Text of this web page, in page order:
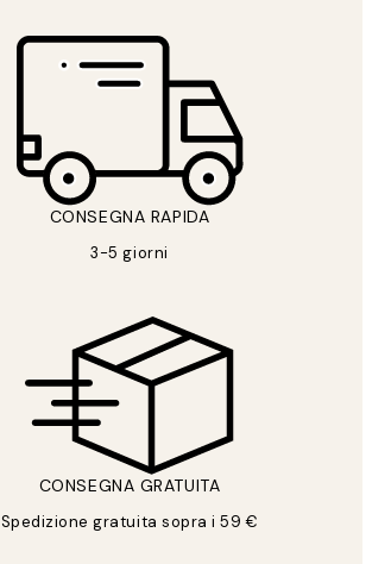
CONSEGNA RAPIDA
3-5 giorni
CONSEGNA GRATUITA
Spedizione gratuita sopra i 59 €